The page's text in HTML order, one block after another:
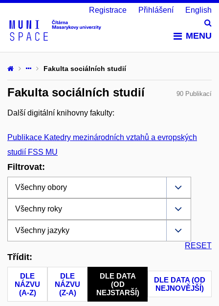
MENU
Registrace Přihlášení English
Fakulta sociálních studií
90 Publikací
Fakulta sociálních studií
Další digitální knihovny fakulty:
Publikace Katedry mezinárodních vztahů a evropských
studií FSS MU
Filtrovat:
RESET
Třídit:
DLE
NÁZVU
(A-Z)
DLE
NÁZVU
(Z-A)
DLE DATA
(OD
NEJSTARŠÍ)
DLE DATA (OD
NEJNOVĚJŠÍ)